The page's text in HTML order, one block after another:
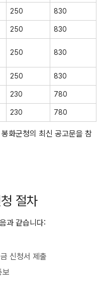
250 830
250 830
250 830
250 830
230 780
230 780
화군청의 최신 공고문을 참
절차
과 같습니다:
신청서 제출
보